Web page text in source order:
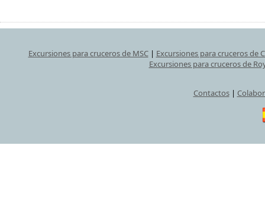
Excursiones para cruceros de MSC| Excursiones para cruceros de
Excursiones para cruceros de
Contactos|